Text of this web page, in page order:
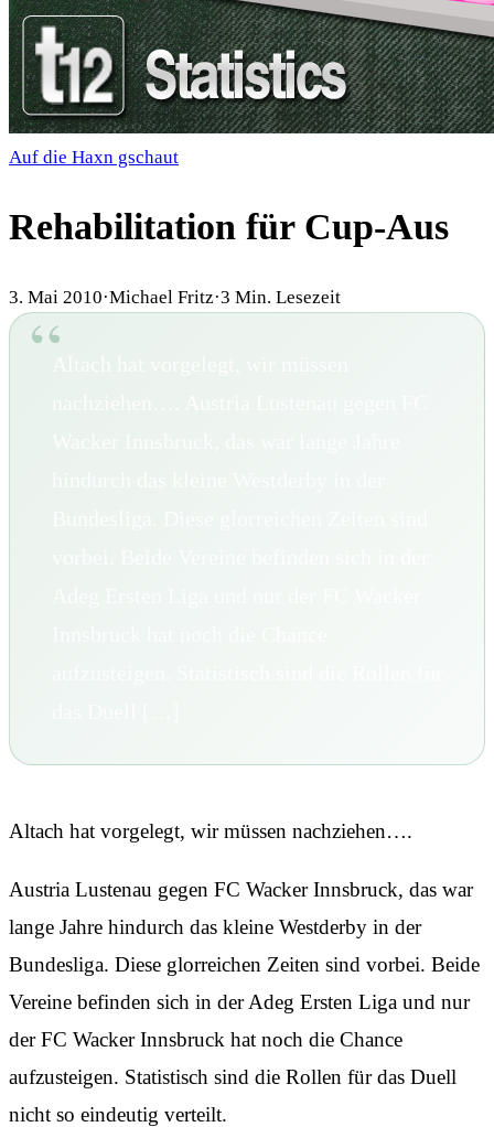
Auf die Haxn gschaut
Rehabilitation für Cup-Aus
3. Mai 2010·Michael Fritz·3 Min. Lesezeit
Altach hat vorgelegt, wir müssen nachziehen….
Austria Lustenau gegen FC Wacker Innsbruck, das war
lange Jahre hindurch das kleine Westderby in der
Bundesliga. Diese glorreichen Zeiten sind vorbei. Beide
Vereine befinden sich in der Adeg Ersten Liga und nur
der FC Wacker Innsbruck hat noch die Chance
aufzusteigen. Statistisch sind die Rollen für das Duell
nicht so eindeutig verteilt.